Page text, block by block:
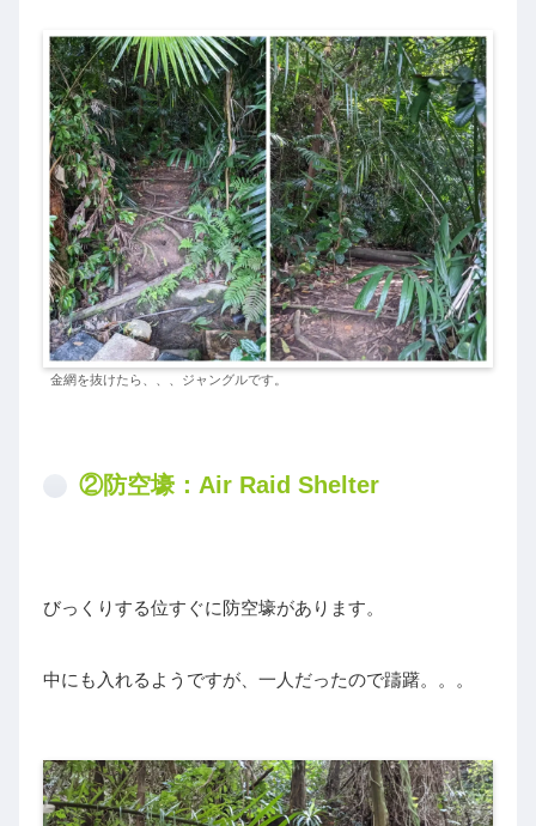
金網を抜けたら、、、ジャングルです。
②防空壕：Air Raid Shelter
びっくりする位すぐに防空壕があります。
中にも入れるようですが、一人だったので躊躇。。。